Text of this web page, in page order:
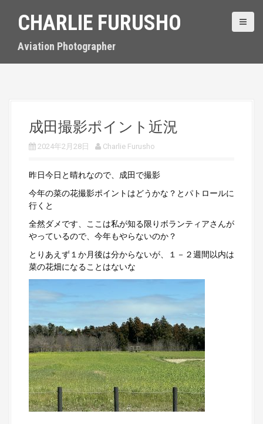
CHARLIE FURUSHO
Aviation Photographer
成田撮影ポイント近況
2024年2月28日 Charlie Furusho
昨日今日と晴れなので、成田で撮影
今年の菜の花撮影ポイントはどうかな？とパトロールに
行くと
全然ダメです、ここは私が知る限りボランティアさんが
やっているので、今年もやらないのか？
とりあえず１か月後は分からないが、１－２週間以内は
菜の花畑になることはないな